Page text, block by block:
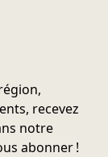
recevez
notre
abonner !